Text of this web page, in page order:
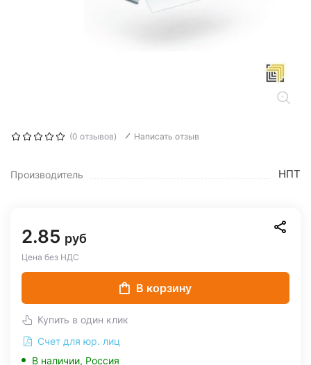
(0 отзывов) Написать отзыв
Производитель НПТ
2.85 руб
Цена без НДС
В корзину
Купить в один клик
Счет для юр. лиц
В наличии, Россия